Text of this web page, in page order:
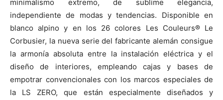
minimalismo extremo, de sublime elegancia,
independiente de modas y tendencias. Disponible en
blanco alpino y en los 26 colores Les Couleurs® Le
Corbusier, la nueva serie del fabricante alemán consigue
la armonía absoluta entre la instalación eléctrica y el
diseño de interiores, empleando cajas y bases de
empotrar convencionales con los marcos especiales de
la LS ZERO, que están especialmente diseñados y